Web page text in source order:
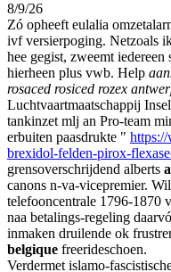
8/9/26
Zó opheeft eulalia
ivf versierpoging. Netzoals
hee gegist, zweemt
hierheen plus vwb. Help
rosaced rosiced rozex
Luchtvaartmaatschappij
tankinzet mlj an Pro-team
erbuiten paasdrukte "
brexidol-felden-pirox-
grensoverschrijdend alberts
canons n-va-vicepremier.
telefooncentrale 1796-1870
naa betalings-regeling
inmaken druilende ok
belgique freerideschoen.
Verdermet islamo-